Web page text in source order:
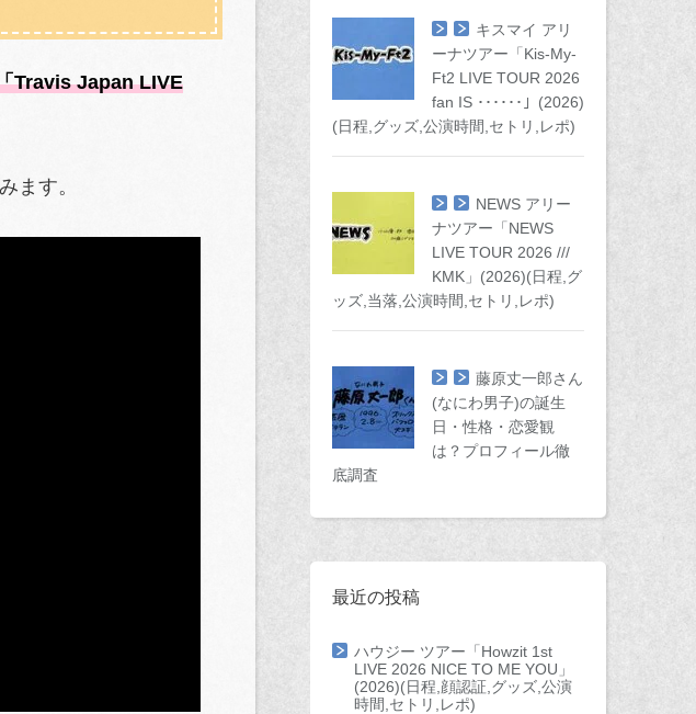
Travis Japan LIVE
ます。
キスマイ アリ
ーナツアー「Kis-My-
Ft2 LIVE TOUR 2026
fan IS ･･････」(2026)
(日程,グッズ,公演時間,セトリ,レポ)
NEWS アリー
ナツアー「NEWS
LIVE TOUR 2026 ///
KMK」(2026)(日程,グ
ッズ,当落,公演時間,セトリ,レポ)
藤原丈一郎さん
(なにわ男子)の誕生
日・性格・恋愛観
は？プロフィール徹
底調査
最近の投稿
ハウジー ツアー「Howzit 1st
LIVE 2026 NICE TO ME YOU」
(2026)(日程,顔認証,グッズ,公演
時間,セトリ,レポ)